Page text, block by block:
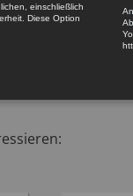
am
einschließlich
Diese Option